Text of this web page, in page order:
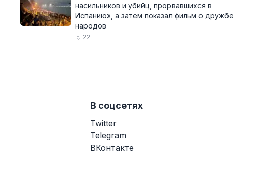
насильников и убийц, прорвавшихся в
Испанию», а затем показал фильм о дружбе
народов
22
В соцсетях
Twitter
Telegram
ВКонтакте